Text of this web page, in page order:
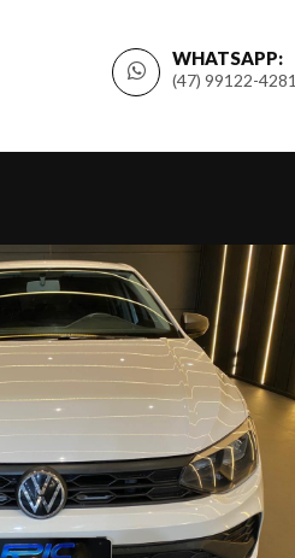
WHATSAPP:
(47) 99122-4281